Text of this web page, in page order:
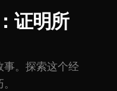
证明所
事。探索这个经